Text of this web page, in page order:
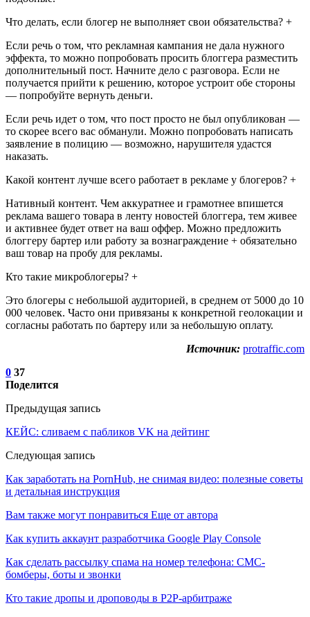
Что делать, если блогер не выполняет свои обязательства? +
Если речь о том, что рекламная кампания не дала нужного
эффекта, то можно попробовать просить блоггера разместить
дополнительный пост. Начните дело с разговора. Если не
получается прийти к решению, которое устроит обе стороны
— попробуйте вернуть деньги.
Если речь идет о том, что пост просто не был опубликован —
то скорее всего вас обманули. Можно попробовать написать
заявление в полицию — возможно, нарушителя удастся
наказать.
Какой контент лучше всего работает в рекламе у блогеров? +
Нативный контент. Чем аккуратнее и грамотнее впишется
реклама вашего товара в ленту новостей блоггера, тем живее
и активнее будет ответ на ваш оффер. Можно предложить
блоггеру бартер или работу за вознаграждение + обязательно
ваш товар на пробу для рекламы.
Кто такие микроблогеры? +
Это блогеры с небольшой аудиторией, в среднем от 5000 до 10
000 человек. Часто они привязаны к конкретной геолокации и
согласны работать по бартеру или за небольшую оплату.
Источник: protraffic.com
0 37
Поделится
Предыдущая запись
КЕЙС: сливаем с пабликов VK на дейтинг
Следующая запись
Как заработать на PornHub, не снимая видео: полезные советы
и детальная инструкция
Вам также могут понравиться Еще от автора
Как купить аккаунт разработчика Google Play Console
Как сделать рассылку спама на номер телефона: СМС-
бомберы, боты и звонки
Кто такие дропы и дроповоды в P2P-арбитраже